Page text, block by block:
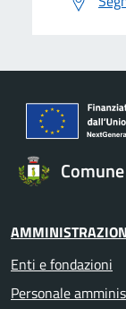
Enti e fondazioni
Personale